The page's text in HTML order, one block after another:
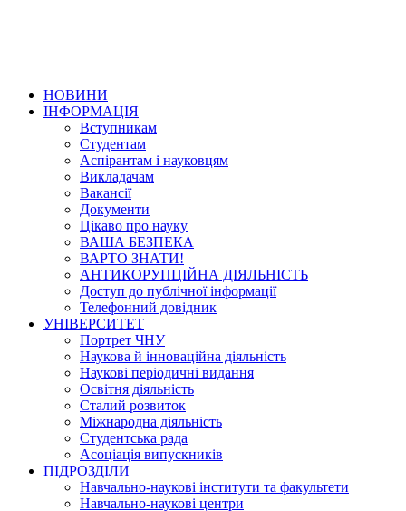
НОВИНИ
ІНФОРМАЦІЯ
Вступникам
Студентам
Аспірантам і науковцям
Викладачам
Вакансії
Документи
Цікаво про науку
ВАША БЕЗПЕКА
ВАРТО ЗНАТИ!
АНТИКОРУПЦІЙНА ДІЯЛЬНІСТЬ
Доступ до публічної інформації
Телефонний довідник
УНІВЕРСИТЕТ
Портрет ЧНУ
Наукова й інноваційна діяльність
Наукові періодичні видання
Освітня діяльність
Сталий розвиток
Міжнародна діяльність
Студентська рада
Асоціація випускників
ПІДРОЗДІЛИ
Навчально-наукові інститути та факультети
Навчально-наукові центри